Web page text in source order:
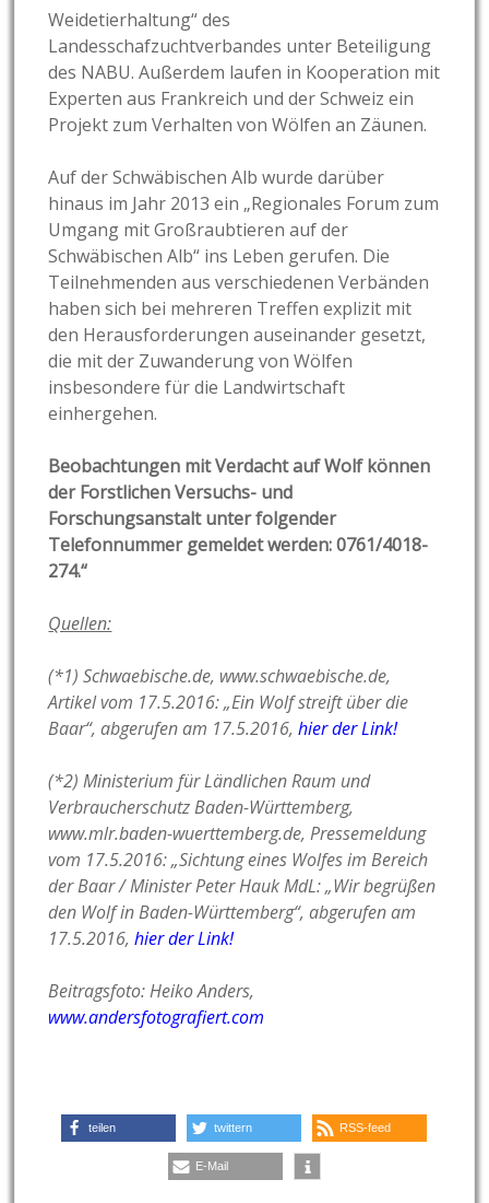
Weidetierhaltung“ des
Landesschafzuchtverbandes unter Beteiligung
des NABU. Außerdem laufen in Kooperation mit
Experten aus Frankreich und der Schweiz ein
Projekt zum Verhalten von Wölfen an Zäunen.
Auf der Schwäbischen Alb wurde darüber
hinaus im Jahr 2013 ein „Regionales Forum zum
Umgang mit Großraubtieren auf der
Schwäbischen Alb“ ins Leben gerufen. Die
Teilnehmenden aus verschiedenen Verbänden
haben sich bei mehreren Treffen explizit mit
den Herausforderungen auseinander gesetzt,
die mit der Zuwanderung von Wölfen
insbesondere für die Landwirtschaft
einhergehen.
Beobachtungen mit Verdacht auf Wolf können
der Forstlichen Versuchs- und
Forschungsanstalt unter folgender
Telefonnummer gemeldet werden: 0761/4018-
274.“
Quellen:
(*1) Schwaebische.de, www.schwaebische.de,
Artikel vom 17.5.2016: „Ein Wolf streift über die
Baar“, abgerufen am 17.5.2016,hier der Link!
(*2) Ministerium für Ländlichen Raum und
Verbraucherschutz Baden-Württemberg,
www.mlr.baden-wuerttemberg.de, Pressemeldung
vom 17.5.2016: „Sichtung eines Wolfes im Bereich
der Baar / Minister Peter Hauk MdL: „Wir begrüßen
den Wolf in Baden-Württemberg“, abgerufen am
17.5.2016,hier der Link!
Beitragsfoto: Heiko Anders,
www.andersfotografiert.com
teilen twittern RSS-feed
E-Mail